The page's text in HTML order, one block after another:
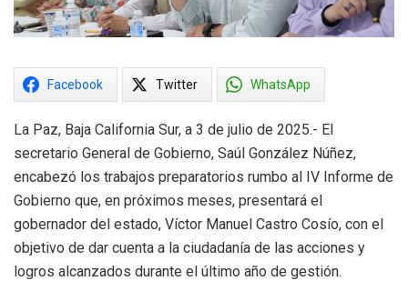
Facebook Twitter WhatsApp
La Paz, Baja California Sur, a 3 de julio de 2025.- El
secretario General de Gobierno, Saúl González Núñez,
encabezó los trabajos preparatorios rumbo al IV Informe de
Gobierno que, en próximos meses, presentará el
gobernador del estado, Víctor Manuel Castro Cosío, con el
objetivo de dar cuenta a la ciudadanía de las acciones y
logros alcanzados durante el último año de gestión.